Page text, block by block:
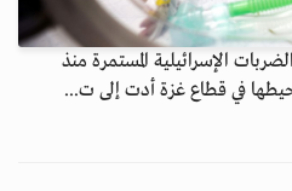
الإسرائيلية المستمرة منذ